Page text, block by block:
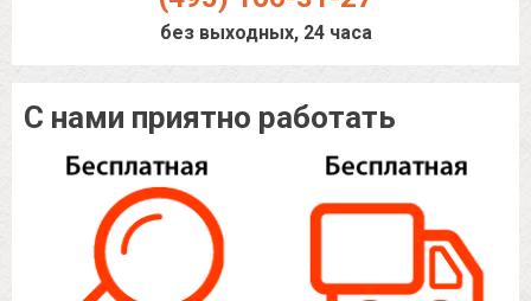
без выходных, 24 часа
С нами приятно работать